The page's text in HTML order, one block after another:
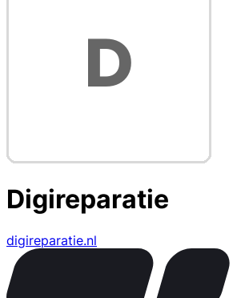
Digireparatie
digireparatie.nl